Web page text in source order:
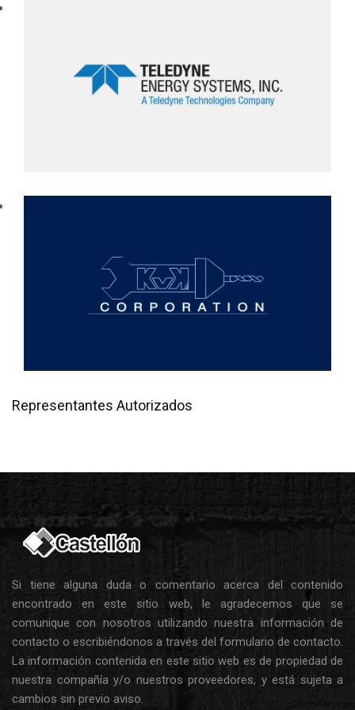
Representantes Autorizados
Si tiene alguna duda o comentario acerca del contenido
encontrado en este sitio web, le agradecemos que se
comunique con nosotros utilizando nuestra información de
contacto o escribiéndonos a través del formulario de contacto.
La información contenida en este sitio web es de propiedad de
nuestra compañía y/o nuestros proveedores, y está sujeta a
cambios sin previo aviso.